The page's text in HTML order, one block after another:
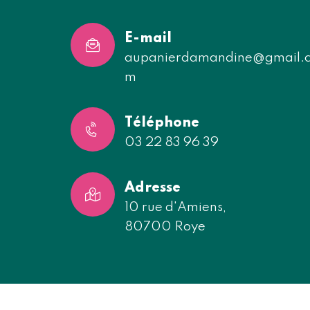
E-mail
m
Téléphone
03 22 83 96 39
Adresse
10 rue d'Amiens,
80700 Roye